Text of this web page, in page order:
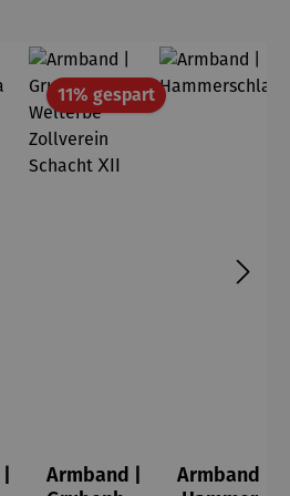
11% gespartRabatt
Armband |
Armband |